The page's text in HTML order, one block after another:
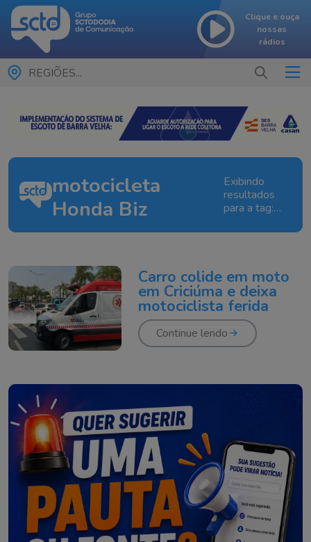
Clique e ouça
nossas
rádios
REGIÕES...
motocicleta
Honda Biz
Exibindo
resultados
para a tag:
Honda Biz
Carro colide em moto
em Criciúma e deixa
motociclista ferida
Continue lendo